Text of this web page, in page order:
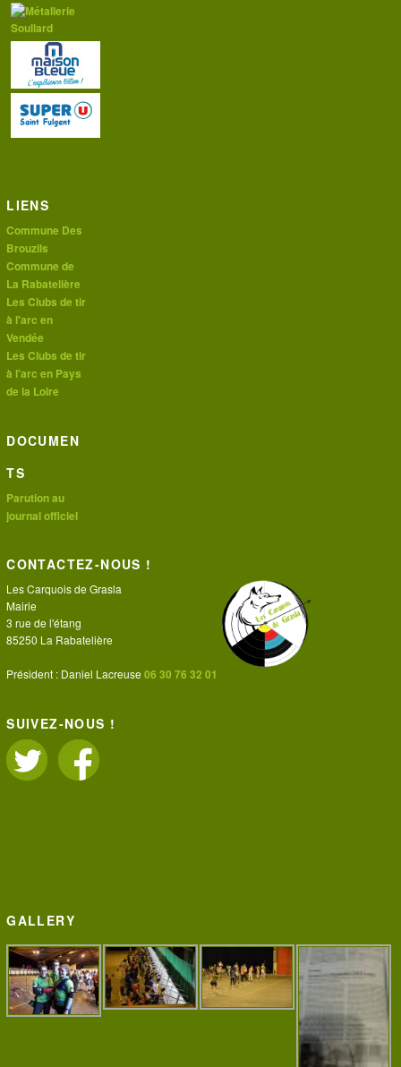
LIENS
Commune Des
Brouzils
Commune de
La Rabatelière
Les Clubs de tir
à l'arc en
Vendée
Les Clubs de tir
à l'arc en Pays
de la Loire
DOCUMEN
TS
Parution au
journal officiel
CONTACTEZ-NOUS !
Les Carquois de Grasla
Mairie
3 rue de l'étang
85250 La Rabatelière
Président : Daniel Lacreuse06 30 76 32 01
SUIVEZ-NOUS !
GALLERY